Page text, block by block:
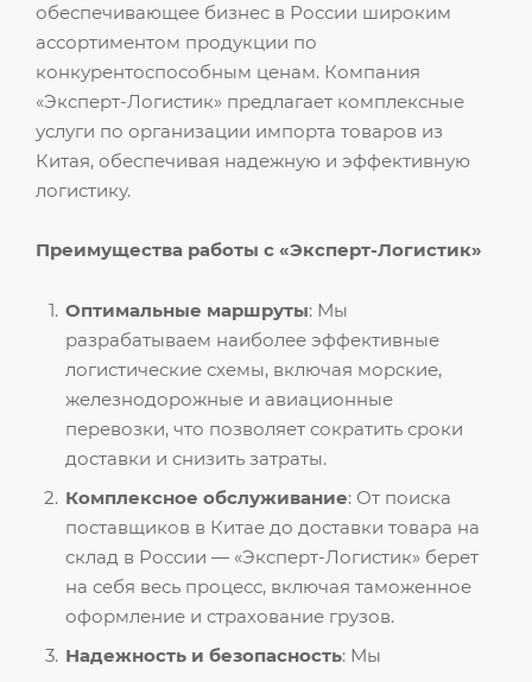
обеспечивающее бизнес в России широким
ассортиментом продукции по
конкурентоспособным ценам. Компания
«Эксперт-Логистик» предлагает комплексные
услуги по организации импорта товаров из
Китая, обеспечивая надежную и эффективную
логистику.
Преимущества работы с «Эксперт-Логистик»
Оптимальные маршруты: Мы
разрабатываем наиболее эффективные
логистические схемы, включая морские,
железнодорожные и авиационные
перевозки, что позволяет сократить сроки
доставки и снизить затраты.
Комплексное обслуживание: От поиска
поставщиков в Китае до доставки товара на
склад в России — «Эксперт-Логистик» берет
на себя весь процесс, включая таможенное
оформление и страхование грузов.
Надежность и безопасность: Мы